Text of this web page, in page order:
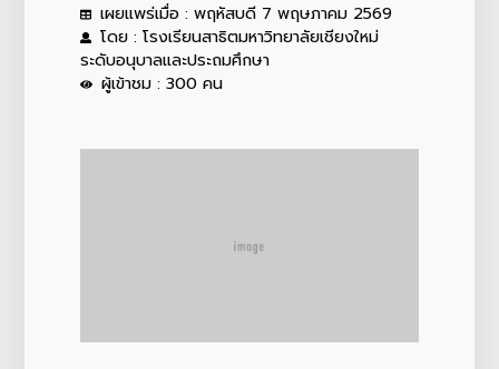
เผยแพร่เมื่อ : พฤหัสบดี 7 พฤษภาคม 2569
โดย : โรงเรียนสาธิตมหาวิทยาลัยเชียงใหม่
ระดับอนุบาลและประถมศึกษา
ผู้เข้าชม : 300 คน